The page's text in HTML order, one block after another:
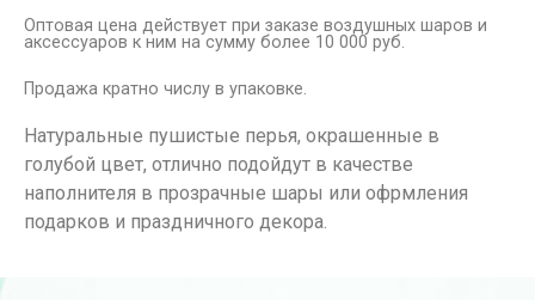
Оптовая цена действует при заказе воздушных шаров и
аксессуаров к ним на сумму более 10 000 руб.
Продажа кратно числу в упаковке.
Натуральные пушистые перья, окрашенные в
голубой цвет, отлично подойдут в качестве
наполнителя в прозрачные шары или офрмления
подарков и праздничного декора.